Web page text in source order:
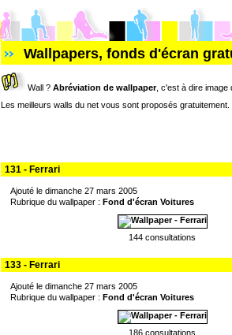
Wallpapers, fonds d'écran
Wall ? Abréviation de wallpaper, c'est à dire image
Les meilleurs walls du net vous sont proposés
131 - Ferrari
Ajouté le dimanche 27 mars 2005
Rubrique du wallpaper : Fond d'écran Voitures
144 consultations
133 - Ferrari
Ajouté le dimanche 27 mars 2005
Rubrique du wallpaper : Fond d'écran Voitures
186 consultations